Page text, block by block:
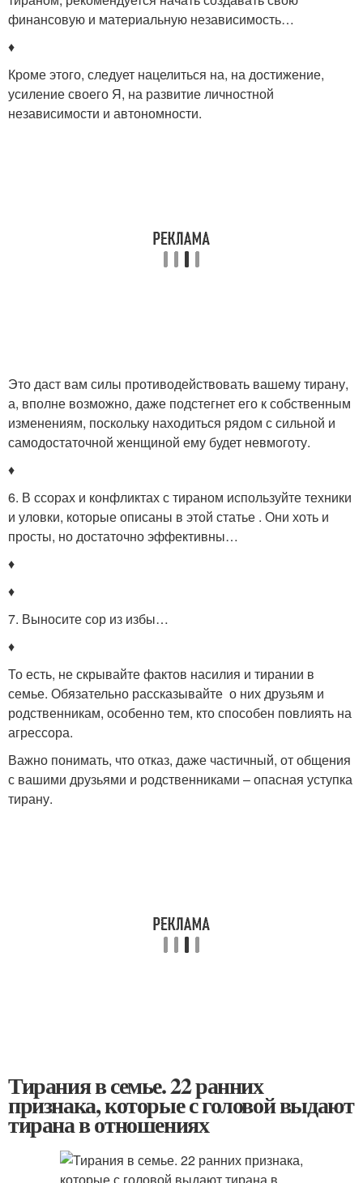
финансовую и материальную независимость…
♦
Кроме этого, следует нацелиться на, на достижение,
усиление своего Я, на развитие личностной
независимости и автономности.
Это даст вам силы противодействовать вашему тирану,
а, вполне возможно, даже подстегнет его к собственным
изменениям, поскольку находиться рядом с сильной и
самодостаточной женщиной ему будет невмоготу.
♦
6. В ссорах и конфликтах с тираном используйте техники
и уловки, которые описаны в этой статье . Они хоть и
просты, но достаточно эффективны…
♦
♦
7. Выносите сор из избы…
♦
То есть, не скрывайте фактов насилия и тирании в
семье. Обязательно рассказывайте о них друзьям и
родственникам, особенно тем, кто способен повлиять на
агрессора.
Важно понимать, что отказ, даже частичный, от общения
с вашими друзьями и родственниками – опасная уступка
тирану.
Тирания в семье. 22 ранних
признака, которые с головой выдают
тирана в отношениях